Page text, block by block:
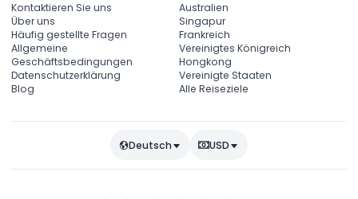
Kontaktieren Sie uns
Über uns
Häufig gestellte Fragen
Allgemeine
Geschäftsbedingungen
Datenschutzerklärung
Blog
Australien
Singapur
Frankreich
Vereinigtes Königreich
Hongkong
Vereinigte Staaten
Alle Reiseziele
Deutsch USD